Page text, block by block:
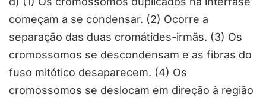
começam a se condensar. (2) Ocorre a
separação das duas cromátides-irmãs. (3) Os
cromossomos se descondensam e as fibras do
fuso mitótico desaparecem. (4) Os
cromossomos se deslocam em direção à região